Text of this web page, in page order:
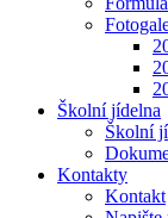
Školní jídelna
Školní
Kontakty
Kontakt